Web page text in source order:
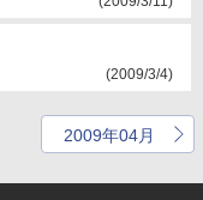
(2009/3/4)
2009年04月